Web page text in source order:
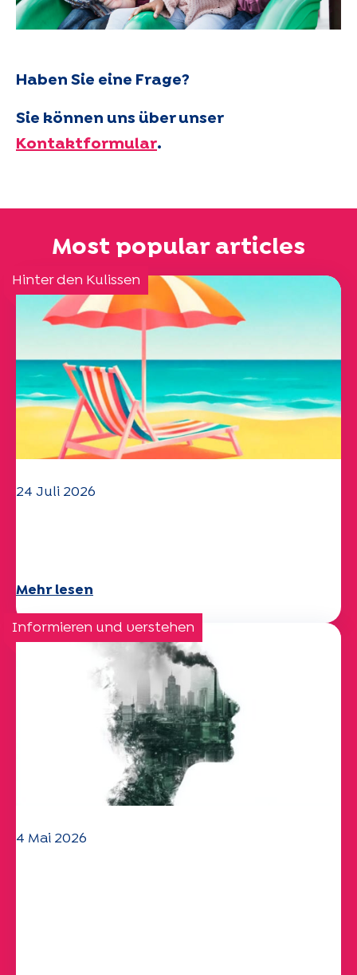
Haben Sie eine Frage?
Sie können uns über unser
Kontaktformular.
Most popular articles
Hinter den Kulissen
24 Juli 2026
Mehr lesen
Informieren und verstehen
4 Mai 2026